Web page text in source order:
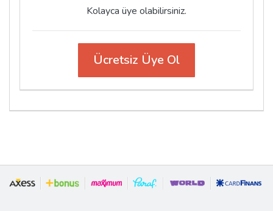
Kolayca üye olabilirsiniz.
Ücretsiz Üye Ol